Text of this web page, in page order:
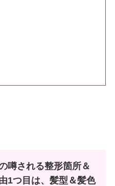
噂される整形箇所＆
1つ目は、髪型＆髪色